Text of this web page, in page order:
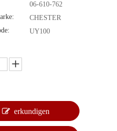
06-610-762
CHESTER
UY100
erkundigen